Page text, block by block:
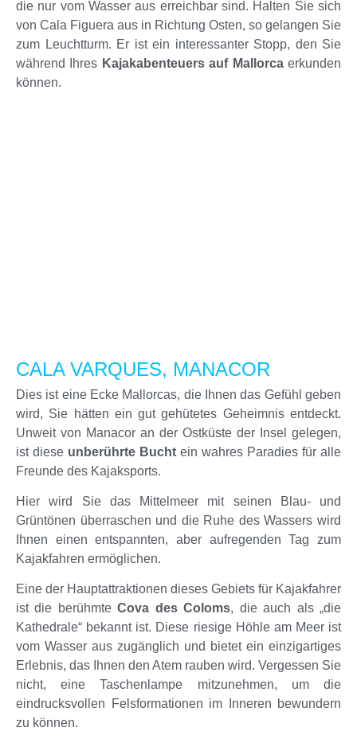
die nur vom Wasser aus erreichbar sind. Halten Sie sich
von Cala Figuera aus in Richtung Osten, so gelangen Sie
zum Leuchtturm. Er ist ein interessanter Stopp, den Sie
während Ihres Kajakabenteuers auf Mallorcaerkunden
können.
CALA VARQUES, MANACOR
Dies ist eine Ecke Mallorcas, die Ihnen das Gefühl geben
wird, Sie hätten ein gut gehütetes Geheimnis entdeckt.
Unweit von Manacor an der Ostküste der Insel gelegen,
ist diese unberührte Bucht ein wahres Paradies für alle
Freunde des Kajaksports.
Hier wird Sie das Mittelmeer mit seinen Blau- und
Grüntönen überraschen und die Ruhe des Wassers wird
Ihnen einen entspannten, aber aufregenden Tag zum
Kajakfahren ermöglichen.
Eine der Hauptattraktionen dieses Gebiets für Kajakfahrer
ist die berühmteCova des Coloms, die auch als „die
Kathedrale“ bekannt ist. Diese riesige Höhle am Meer ist
vom Wasser aus zugänglich und bietet ein einzigartiges
Erlebnis, das Ihnen den Atem rauben wird. Vergessen Sie
nicht, eine Taschenlampe mitzunehmen, um die
eindrucksvollen Felsformationen im Inneren bewundern
zu können.